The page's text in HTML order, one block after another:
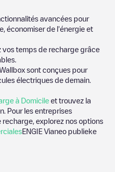
avancées pour
économiser de l'énergie et
vos temps de recharge grâce
sont conçues pour
électriques de demain.
à Domicile et trouvez la
Pour les entreprises
explorez nos options
ENGIE Vianeo publieke